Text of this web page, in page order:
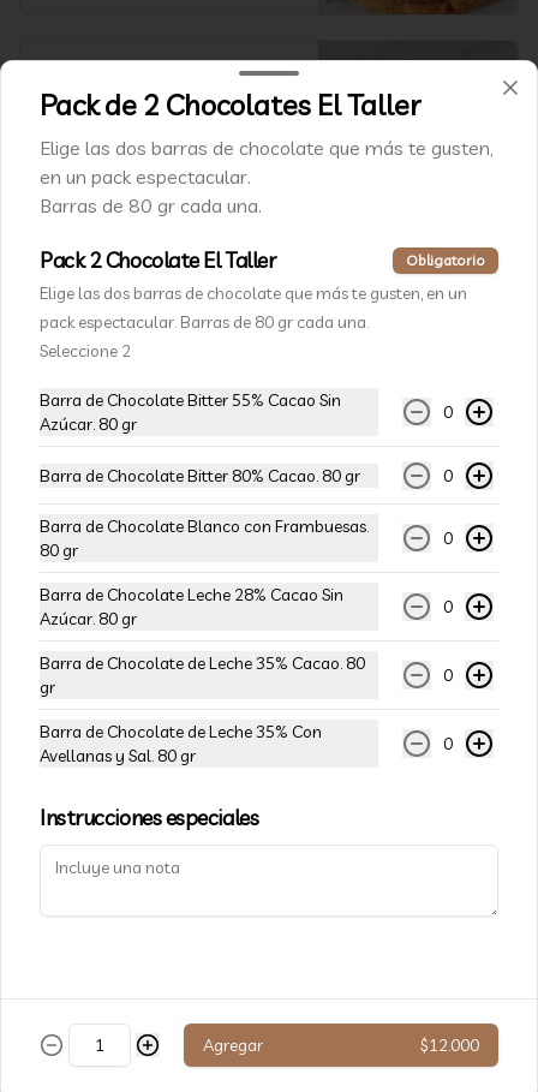
Galletón Limón y Cremoso
Limón.
con un cremoso de limón. Hecho con
calidad. (60 gr aprox)
$3.000
Galletón de Mantequilla y
Chips de Chocolate.
⁠Galletón Artesanal cubierto con chips
de chocolate semi amargo.  Hecho con
calidad. (60 gr aprox)
$3.000
Blondie
Exquisito Blondie, un clásico de El
Taller, ideal para acompañarlo con
Helado.
$3.500
Blondie Frambuesa KETO 90
grs.
Mantequilla, Harina de Almendras,
Huevo, Alulosa, Harina de Coco,
Frambuesa, Goma Xantana.
$4.300
acompañarlo con Helado.
$3.500
Pack de 2 Chocolates El Taller
Elige las dos barras de chocolate que más te gusten,
en un pack espectacular.
Barras de 80 gr cada una.
Pack 2 Chocolate El Taller Obligatorio
Elige las dos barras de chocolate que más te gusten, en un
pack espectacular. Barras de 80 gr cada una.
Seleccione 2
Barra de Chocolate Bitter 55% Cacao Sin
Azúcar. 80 gr
0
Barra de Chocolate Bitter 80% Cacao. 80 gr 0
Barra de Chocolate Blanco con Frambuesas.
80 gr
0
Barra de Chocolate Leche 28% Cacao Sin
Azúcar. 80 gr
0
Barra de Chocolate de Leche 35% Cacao. 80
gr
0
Barra de Chocolate de Leche 35% Con
Avellanas y Sal. 80 gr
0
Instrucciones especiales
Agregar $12.000